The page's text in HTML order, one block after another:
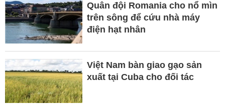
Quân đội Romania cho nổ mìn
trên sông để cứu nhà máy
điện hạt nhân
Việt Nam bàn giao gạo sản
xuất tại Cuba cho đối tác